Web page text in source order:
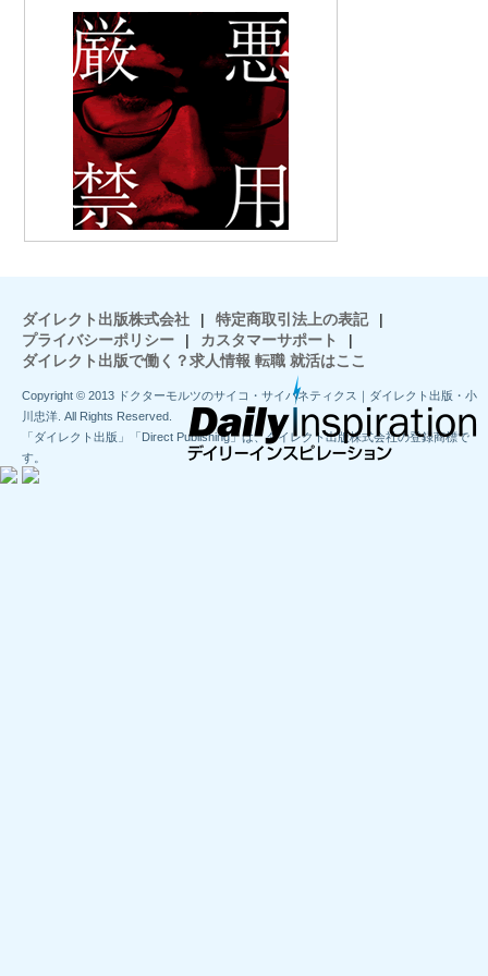
ダイレクト出版株式会社 | 特定商取引法上の表記
|
プライバシーポリシー
| カスタマーサポート
|
ダイレクト出版で働く？求人情報 転職 就活はここ
Copyright © 2013 ドクターモルツのサイコ・サイバネティクス｜ダイレクト出版・小
川忠洋. All Rights Reserved.
「ダイレクト出版」「Direct Publishing」は、ダイレクト出版株式会社の登録商標で
す。